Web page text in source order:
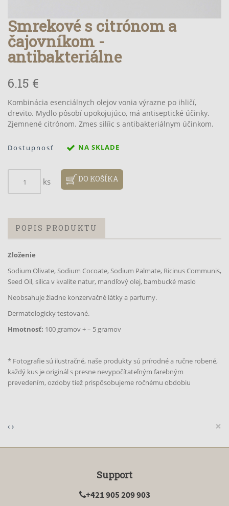
Smrekové s citrónom a
čajovníkom -
antibakteriálne
6.15 €
Kombinácia esenciálnych olejov vonia výrazne po ihličí,
drevito. Mydlo pôsobí upokojujúco, má antiseptické účinky.
Zjemnené citrónom. Zmes silíic s antibakteriálnym účinkom.
Dostupnosť NA SKLADE
ks DO KOŠÍKA
POPIS PRODUKTU
Zloženie
Sodium Olivate, Sodium Cocoate, Sodium Palmate, Ricinus Communis,
Seed Oil, silica v kvalite natur, mandľový olej, bambucké maslo
Neobsahuje žiadne konzervačné látky a parfumy.
Dermatologicky testované.
Hmotnosť: 100 gramov + – 5 gramov
* Fotografie sú ilustračné, naše produkty sú prírodné a ručne robené,
každý kus je originál s presne nevypočítateľným farebným
prevedením, ozdoby tiež prispôsobujeme ročnému obdobiu
‹ › ×
Support
+421 905 209 903